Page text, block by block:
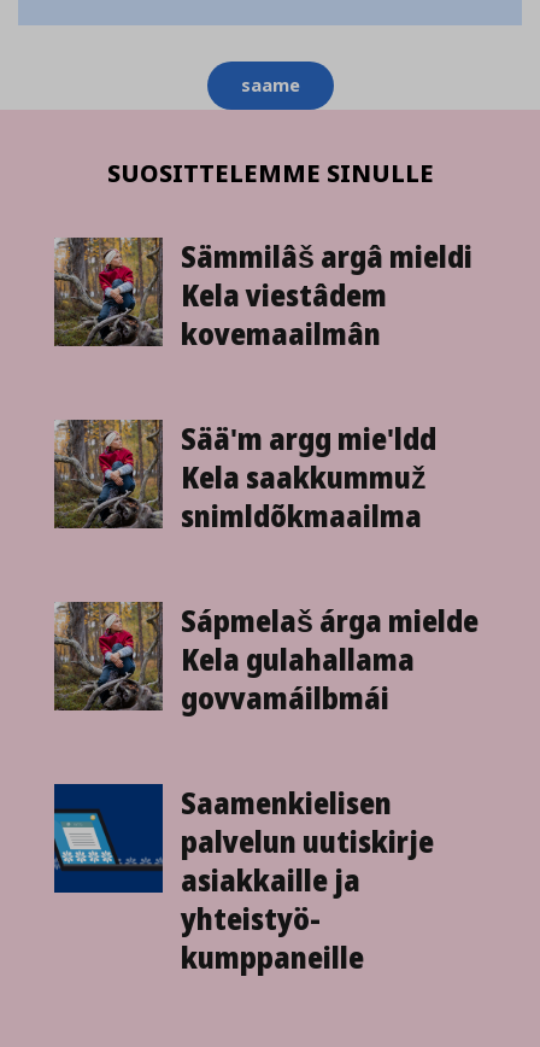
saame
SUOSITTELEMME SINULLE
Sämmilâš argâ mieldi
Kela viestâdem
kovemaailmân
Sääʹm argg mieʹldd
Kela saakkummuž
snimldõkmaailma
Sápmelaš árga mielde
Kela gulahallama
govvamáilbmái
Saamen­kielisen
palvelun uutiskirje
asiakkaille ja
yhteistyö­
kumppaneille